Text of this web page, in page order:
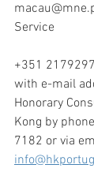
Service
+351
with e-mail
Honorary
Kong by
7182 or via